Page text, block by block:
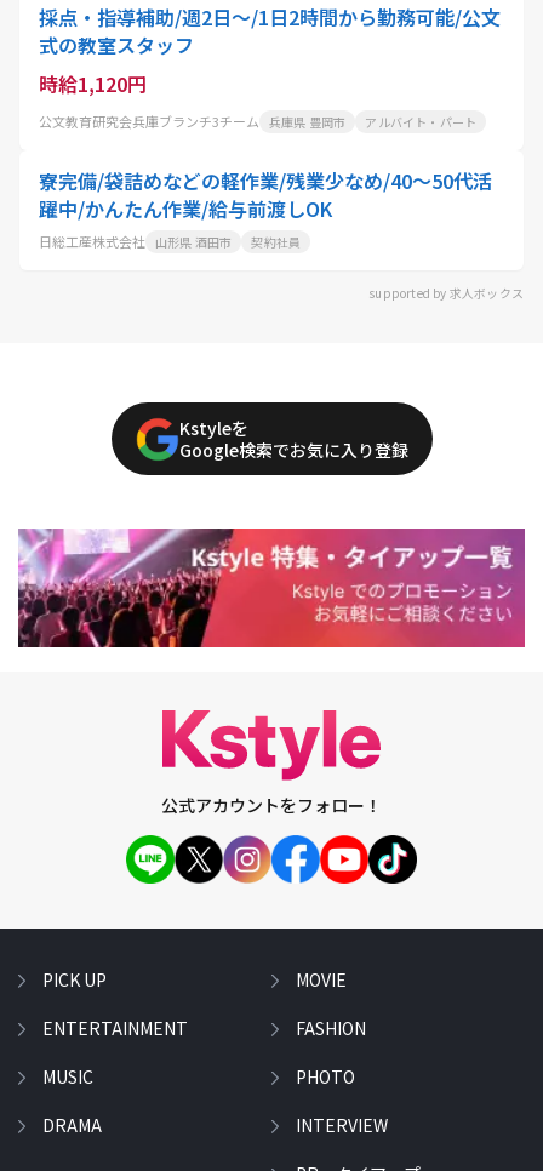
採点・指導補助/週2日～/1日2時間から勤務可能/公文
式の教室スタッフ
時給1,120円
公文教育研究会兵庫ブランチ3チーム 兵庫県 豊岡市 アルバイト・パート
寮完備/袋詰めなどの軽作業/残業少なめ/40～50代活
躍中/かんたん作業/給与前渡しOK
日総工産株式会社 山形県 酒田市 契約社員
supported by 求人ボックス
Kstyleを
Google検索でお気に入り登録
公式アカウントをフォロー！
PICK UP
ENTERTAINMENT
MUSIC
DRAMA
MOVIE
FASHION
PHOTO
INTERVIEW